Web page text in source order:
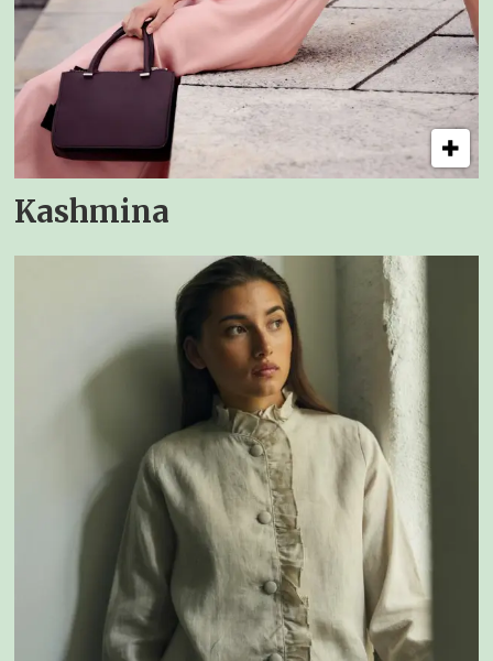
Kashmina